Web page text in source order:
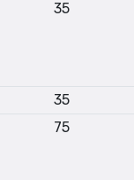
35
35
75